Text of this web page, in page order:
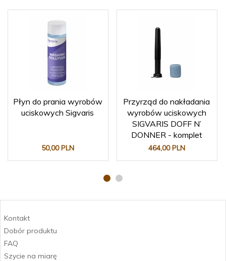
Płyn do prania wyrobów
uciskowych Sigvaris
50,00 PLN
Przyrząd do nakładania
wyrobów uciskowych
SIGVARIS DOFF N’
DONNER - komplet
464,00 PLN
Kontakt
Dobór produktu
FAQ
Szycie na miarę